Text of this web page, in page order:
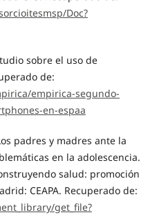
Doc?
sobre el uso de
de:
empirica-segundo-
en-espaa
padres y madres ante la
en la adolescencia.
salud: promoción
CEAPA. Recuperado de:
get_file?